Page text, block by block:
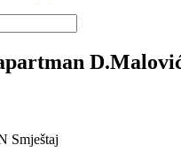
Smještaj